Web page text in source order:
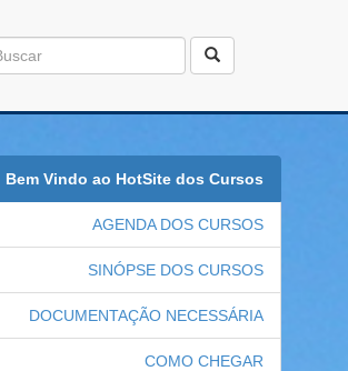
Bem Vindo ao HotSite dos Cursos
AGENDA DOS CURSOS
SINÓPSE DOS CURSOS
DOCUMENTAÇÃO NECESSÁRIA
COMO CHEGAR